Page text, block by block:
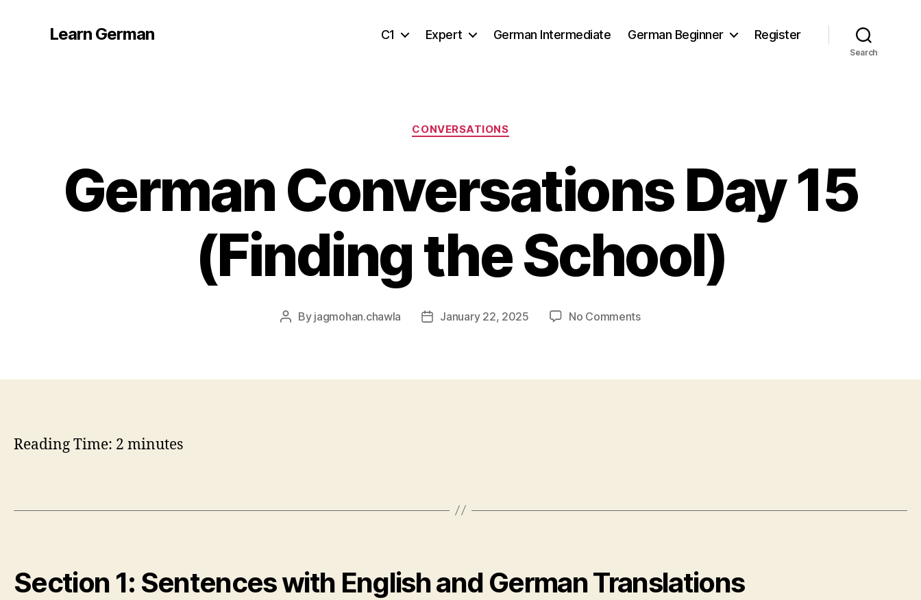
Learn German C1 Expert German Intermediate German Beginner Register
Search
Categories
CONVERSATIONS
German Conversations Day 15
(Finding the School)
Post
By jagmohan.chawla
PostJanuary 22, 2025 No Commentson
15
Reading Time: 2 minutes
Section 1: Sentences with English and German Translations